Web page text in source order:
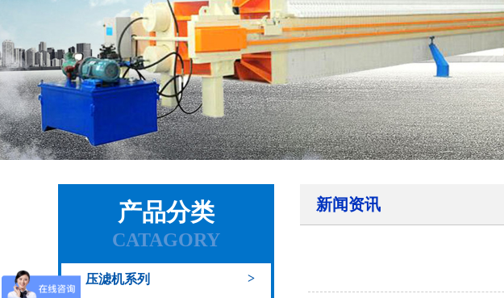
新闻资讯
产品分类
CATAGORY
>
压滤机系列